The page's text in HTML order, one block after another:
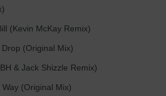
(Kevin McKay Remix)
(Original Mix)
& Jack Shizzle Remix)
(Original Mix)